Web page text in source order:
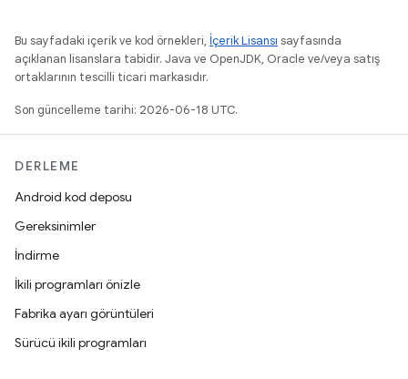
Bu sayfadaki içerik ve kod örnekleri, İçerik Lisansı sayfasında
açıklanan lisanslara tabidir. Java ve OpenJDK, Oracle ve/veya satış
ortaklarının tescilli ticari markasıdır.
Son güncelleme tarihi: 2026-06-18 UTC.
DERLEME
Android kod deposu
Gereksinimler
İndirme
İkili programları önizle
Fabrika ayarı görüntüleri
Sürücü ikili programları